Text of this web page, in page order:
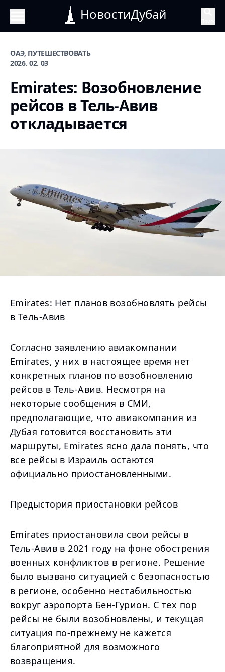
НовостиДубай
ОАЭ, ПУТЕШЕСТВОВАТЬ
2026. 02. 03
Emirates: Возобновление
рейсов в Тель-Авив
откладывается
Emirates: Нет планов возобновлять рейсы
в Тель-Авив
Согласно заявлению авиакомпании
Emirates, у них в настоящее время нет
конкретных планов по возобновлению
рейсов в Тель-Авив. Несмотря на
некоторые сообщения в СМИ,
предполагающие, что авиакомпания из
Дубая готовится восстановить эти
маршруты, Emirates ясно дала понять, что
все рейсы в Израиль остаются
официально приостановленными.
Предыстория приостановки рейсов
Emirates приостановила свои рейсы в
Тель-Авив в 2021 году на фоне обострения
военных конфликтов в регионе. Решение
было вызвано ситуацией с безопасностью
в регионе, особенно нестабильностью
вокруг аэропорта Бен-Гурион. С тех пор
рейсы не были возобновлены, и текущая
ситуация по-прежнему не кажется
благоприятной для возможного
возвращения.